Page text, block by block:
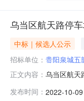
乌当区航天路停
中标｜候选人公示
招标单位： 贵阳泉城五
正文内容： 乌当区航天
公司下浮率
发布时间： 2022-10-